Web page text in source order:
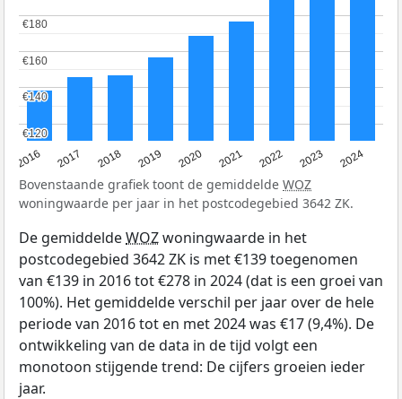
2016 2017 2018 2019 2020 2021 2022 2023 2024
€120
€120
€140
€140
€160
€160
€180
€180
Bovenstaande grafiek toont de gemiddelde WOZ
woningwaarde per jaar in het postcodegebied 3642 ZK.
De gemiddeldeWOZwoningwaarde in het
postcodegebied 3642 ZK is met €139 toegenomen
van €139 in 2016 tot €278 in 2024 (dat is een groei van
100%). Het gemiddelde verschil per jaar over de hele
periode van 2016 tot en met 2024 was €17 (9,4%). De
ontwikkeling van de data in de tijd volgt een
monotoon stijgende trend: De cijfers groeien ieder
jaar.